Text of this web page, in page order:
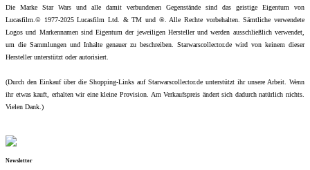
Die Marke Star Wars und alle damit verbundenen Gegenstände sind das geistige Eigentum von
Lucasfilm.© 1977-2025 Lucasfilm Ltd. & TM und ®. Alle Rechte vorbehalten. Sämtliche verwendete
Logos und Markennamen sind Eigentum der jeweiligen Hersteller und werden ausschließlich verwendet,
um die Sammlungen und Inhalte genauer zu beschreiben. Starwarscollector.de wird von keinem dieser
Hersteller unterstützt oder autorisiert.
(Durch den Einkauf über die Shopping-Links auf Starwarscollector.de unterstützt ihr unsere Arbeit. Wenn
ihr etwas kauft, erhalten wir eine kleine Provision. Am Verkaufspreis ändert sich dadurch natürlich nichts.
Vielen Dank.)
Newsletter